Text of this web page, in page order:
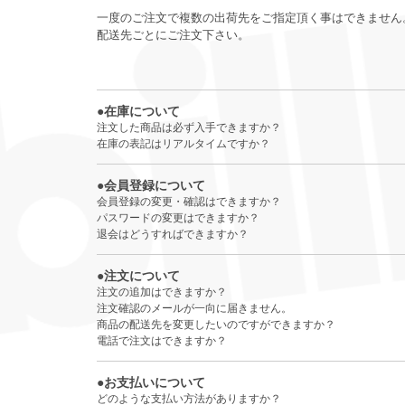
一度のご注文で複数の出荷先をご指定頂く事はできませ
配送先ごとにご注文下さい。
●在庫について
注文した商品は必ず入手できますか？
在庫の表記はリアルタイムですか？
●会員登録について
会員登録の変更・確認はできますか？
パスワードの変更はできますか？
退会はどうすればできますか？
●注文について
注文の追加はできますか？
注文確認のメールが一向に届きません。
商品の配送先を変更したいのですができますか？
電話で注文はできますか？
●お支払いについて
どのような支払い方法がありますか？